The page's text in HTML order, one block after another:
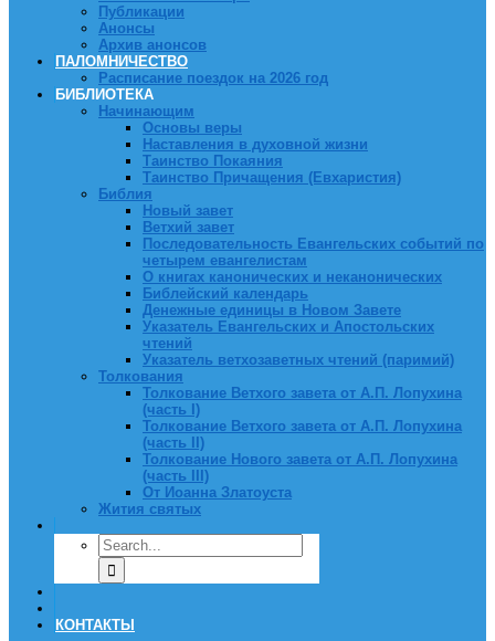
Публикации
Анонсы
Архив анонсов
ПАЛОМНИЧЕСТВО
Расписание поездок на 2026 год
БИБЛИОТЕКА
Начинающим
Основы веры
Наставления в духовной жизни
Таинство Покаяния
Таинство Причащения (Евхаристия)
Библия
Новый завет
Ветхий завет
Последовательность Евангельских событий по
четырем евангелистам
О книгах канонических и неканонических
Библейский календарь
Денежные единицы в Новом Завете
Указатель Евангельских и Апостольских
чтений
Указатель ветхозаветных чтений (паримий)
Толкования
Толкование Ветхого завета от А.П. Лопухина
(часть I)
Толкование Ветхого завета от А.П. Лопухина
(часть II)
Толкование Нового завета от А.П. Лопухина
(часть III)
От Иоанна Златоуста
Жития святых
КОНТАКТЫ